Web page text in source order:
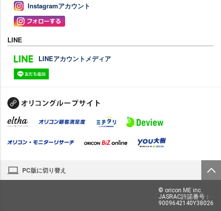
Instagramアカウント
LINE
LINEアカウントメディア
PC版に切り替え
© oricon ME inc.
JASRAC許諾番号：
9009642140Y38026